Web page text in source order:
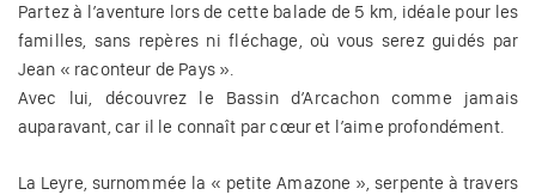
Partez à l’aventure lors de cette balade de 5 km, idéale pour les
familles, sans repères ni fléchage, où vous serez guidés par
Jean « raconteur de Pays ».
Avec lui, découvrez le Bassin d’Arcachon comme jamais
auparavant, car il le connaît par cœur et l’aime profondément.
La Leyre, surnommée la « petite Amazone », serpente à travers